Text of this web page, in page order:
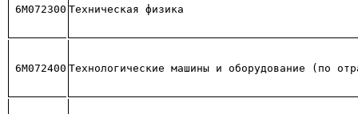
6М072300 Техническая физика
6М072400 Технологические машины и оборудование (по